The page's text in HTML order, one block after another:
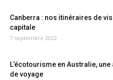
Canberra : nos itinéraires de
capitale
7 septembre 2022
L’écotourisme en Australie,
de voyage